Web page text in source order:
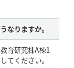
なりますか。
育研究棟A棟1
てください。